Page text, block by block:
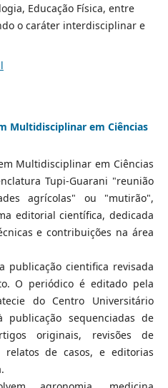
Educação Física, entre
o caráter interdisciplinar e
Multidisciplinar em Ciências
Multidisciplinar em Ciências
Tupi-Guarani "reunião
agrícolas" ou "mutirão",
editorial científica, dedicada
e contribuições na área
publicação cientifica revisada
O periódico é editado pela
do Centro Universitário
publicação sequenciadas de
originais, revisões de
relatos de casos, e editorias